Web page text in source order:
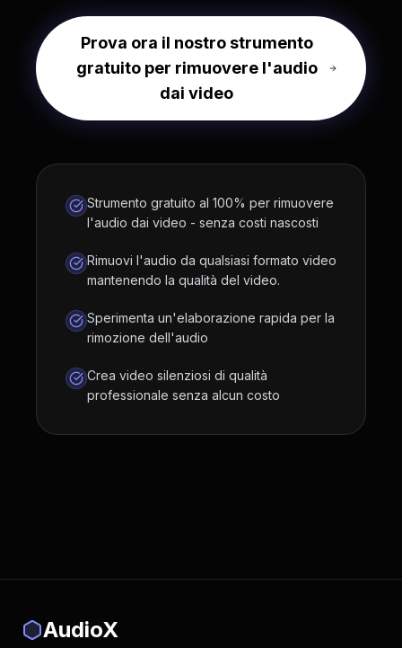
Prova ora il nostro strumento
gratuito per rimuovere l'audio
dai video
Strumento gratuito al 100% per rimuovere
l'audio dai video - senza costi nascosti
Rimuovi l'audio da qualsiasi formato video
mantenendo la qualità del video.
Sperimenta un'elaborazione rapida per la
rimozione dell'audio
Crea video silenziosi di qualità
professionale senza alcun costo
AudioX